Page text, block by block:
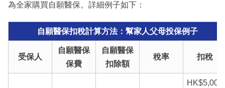
為全家購買自願醫保。詳細例子如下：
自願醫保扣稅計算方法：幫家人父母投保例子
受保人
自願醫保
保費
自願醫保
扣除額
稅率 扣稅
HK$5,000